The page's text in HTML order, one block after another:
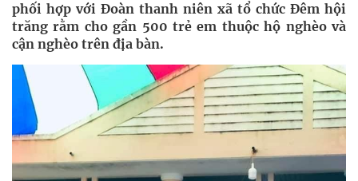
phối hợp với Đoàn thanh niên xã tổ chức Đêm hội
trăng rằm cho gần 500 trẻ em thuộc hộ nghèo và
cận nghèo trên địa bàn.